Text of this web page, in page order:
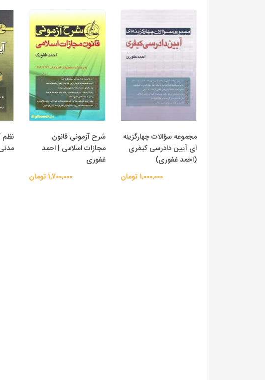
مجموعه سؤالات چهارگزینه
ای آیین دادرسی کیفری
(احمد غفوری)
1,000,000 تومان
شرح آزمونی قانون
مجازات اسلامی | احمد
غفوری
1,700,000 تومان
نظم